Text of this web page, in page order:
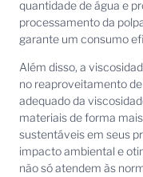
quantidade de água e
processamento da
garante um consumo
Além disso, a
no reaproveitamento
adequado da
materiais de forma
sustentáveis em seus
impacto ambiental e
não só atendem às